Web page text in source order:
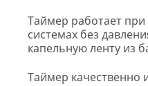
Таймер работает
системах без
капельную ленту из
Таймер качественно